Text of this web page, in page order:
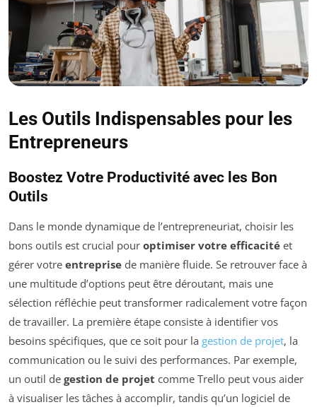
Les Outils Indispensables pour les
Entrepreneurs
Boostez Votre Productivité avec les Bon
Outils
Dans le monde dynamique de l’entrepreneuriat, choisir les
bons outils est crucial pour optimiser votre efficacité et
gérer votre entreprise de manière fluide. Se retrouver face à
une multitude d’options peut être déroutant, mais une
sélection réfléchie peut transformer radicalement votre façon
de travailler. La première étape consiste à identifier vos
besoins spécifiques, que ce soit pour la gestion de projet, la
communication ou le suivi des performances. Par exemple,
un outil de gestion de projet comme Trello peut vous aider
à visualiser les tâches à accomplir, tandis qu’un logiciel de